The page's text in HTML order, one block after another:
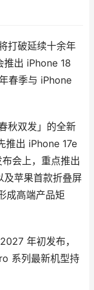
打破延续十余年
推出 iPhone 18
春季与 iPhone
秋双发」的全新
推出 iPhone 17e
会上，重点推出
苹果首款折叠屏
成高端产品矩
年初发布，
系列最新机型持